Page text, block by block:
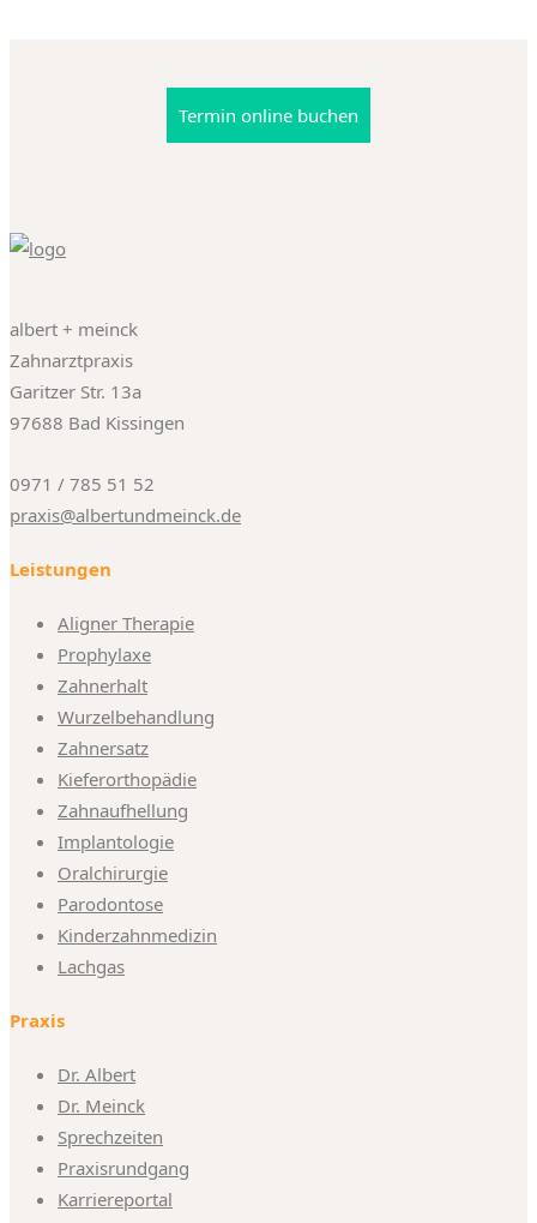
Termin online buchen
albert + meinck
Zahnarztpraxis
Garitzer Str. 13a
97688 Bad Kissingen
0971 / 785 51 52
praxis@albertundmeinck.de
Leistungen
Aligner Therapie
Prophylaxe
Zahnerhalt
Wurzelbehandlung
Zahnersatz
Kieferorthopädie
Zahnaufhellung
Implantologie
Oralchirurgie
Parodontose
Kinderzahnmedizin
Lachgas
Praxis
Dr. Albert
Dr. Meinck
Sprechzeiten
Praxisrundgang
Karriereportal